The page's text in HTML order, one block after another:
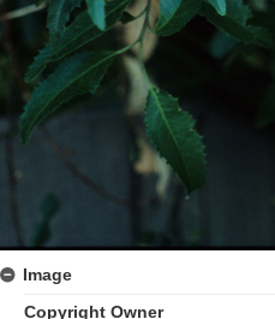
Image
Copyright Owner